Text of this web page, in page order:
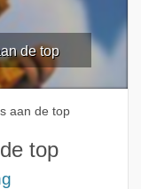
de top
aan de top
top